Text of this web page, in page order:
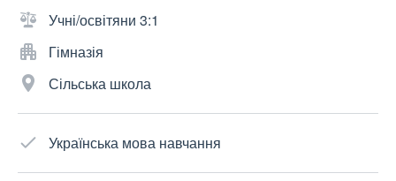
Учні/освітяни 3:1
Гімназія
Сільська школа
Українська мова навчання